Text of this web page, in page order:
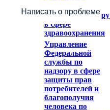
Написать о проблеме
Федеральное
служба по надзору
в сфере
здравоохранения
Управление
Федеральной
службы по
надзору в сфере
защиты прав
потребителей и
благополучия
человека по